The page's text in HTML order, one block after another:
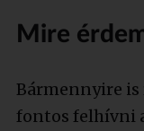
Mire
Bármennyire is
fontos felhívni